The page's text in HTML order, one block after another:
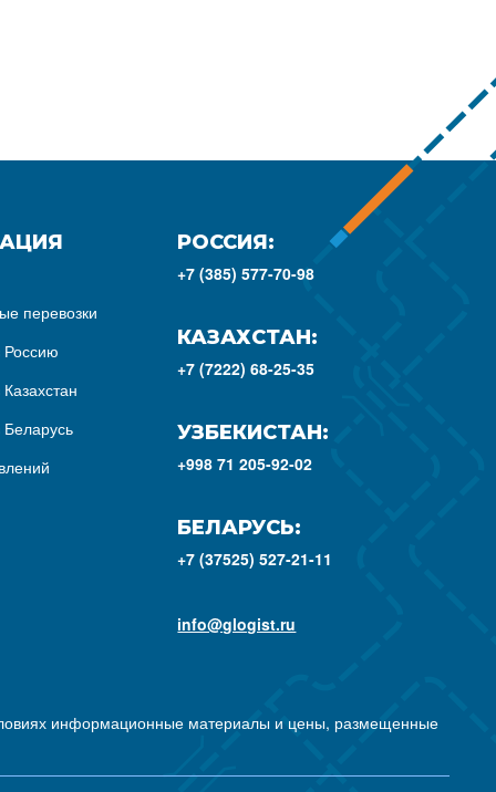
перевозки
Россию
Беларусь
РОССИЯ:
+7 (385) 577-70-98
КАЗАХСТАН:
+7 (7222) 68-25-35
УЗБЕКИСТАН:
+998 71 205-92-02
БЕЛАРУСЬ:
+7 (37525) 527-21-11
info@glogist.ru
информационные материалы и цены, размещенные